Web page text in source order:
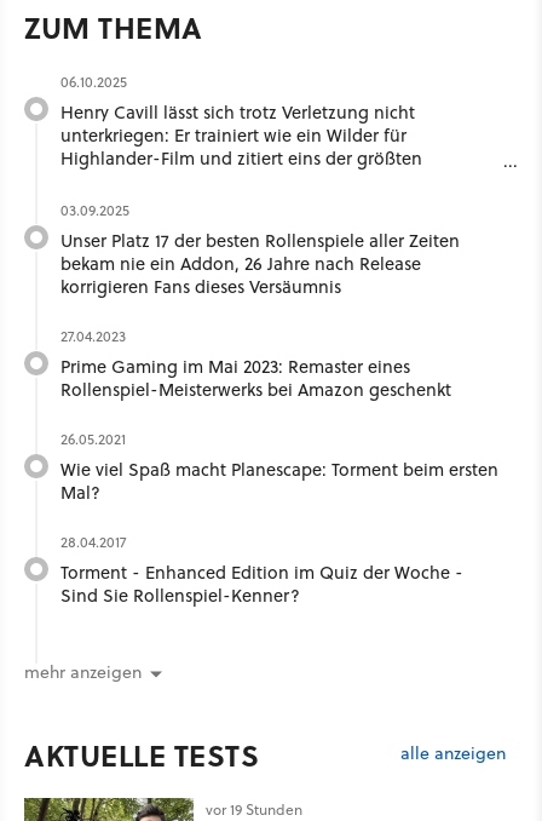
ZUM THEMA
06.10.2025
Henry Cavill lässt sich trotz Verletzung nicht
unterkriegen: Er trainiert wie ein Wilder für
Highlander-Film und zitiert eins der größten
03.09.2025
Unser Platz 17 der besten Rollenspiele aller Zeiten
bekam nie ein Addon, 26 Jahre nach Release
korrigieren Fans dieses Versäumnis
27.04.2023
Prime Gaming im Mai 2023: Remaster eines
Rollenspiel-Meisterwerks bei Amazon geschenkt
26.05.2021
Wie viel Spaß macht Planescape: Torment beim ersten
Mal?
28.04.2017
Torment - Enhanced Edition im Quiz der Woche -
Sind Sie Rollenspiel-Kenner?
mehr anzeigen
AKTUELLE TESTS alle anzeigen
vor 19 Stunden